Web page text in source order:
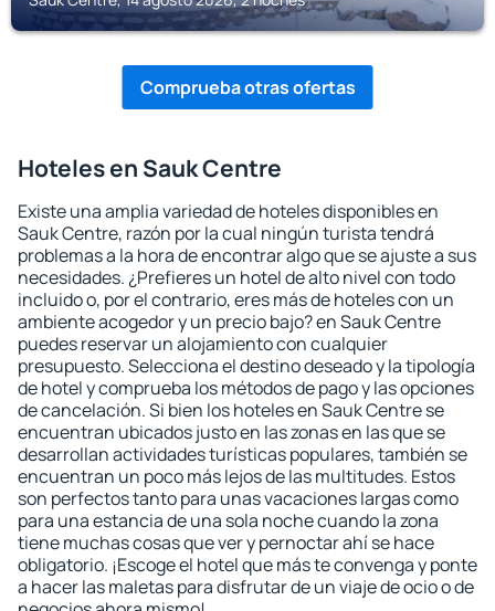
Comprueba otras ofertas
Hoteles en Sauk Centre
Existe una amplia variedad de hoteles disponibles en
Sauk Centre, razón por la cual ningún turista tendrá
problemas a la hora de encontrar algo que se ajuste a sus
necesidades. ¿Prefieres un hotel de alto nivel con todo
incluido o, por el contrario, eres más de hoteles con un
ambiente acogedor y un precio bajo? en Sauk Centre
puedes reservar un alojamiento con cualquier
presupuesto. Selecciona el destino deseado y la tipología
de hotel y comprueba los métodos de pago y las opciones
de cancelación. Si bien los hoteles en Sauk Centre se
encuentran ubicados justo en las zonas en las que se
desarrollan actividades turísticas populares, también se
encuentran un poco más lejos de las multitudes. Estos
son perfectos tanto para unas vacaciones largas como
para una estancia de una sola noche cuando la zona
tiene muchas cosas que ver y pernoctar ahí se hace
obligatorio. ¡Escoge el hotel que más te convenga y ponte
a hacer las maletas para disfrutar de un viaje de ocio o de